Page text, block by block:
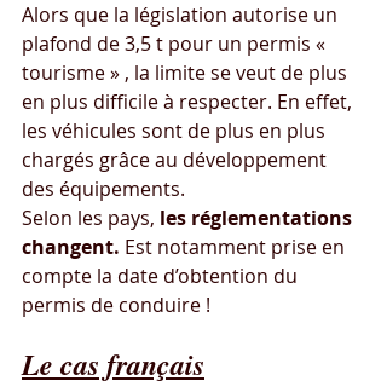
Alors que la législation autorise un
plafond de 3,5 t pour un permis «
tourisme » , la limite se veut de plus
en plus difficile à respecter. En effet,
les véhicules sont de plus en plus
chargés grâce au développement
des équipements.
Selon les pays, les réglementations
changent. Est notamment prise en
compte la date d’obtention du
permis de conduire !
Le cas français